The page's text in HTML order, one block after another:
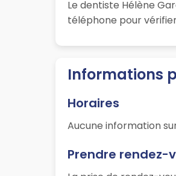
Le dentiste Hélène
téléphone pour
Informations
Horaires
Aucune information
Prendre rendez-